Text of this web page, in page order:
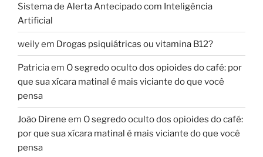
Sistema de Alerta Antecipado com Inteligência
Artificial
weilyem Drogas psiquiátricas ou vitamina B12?
Patriciaem O segredo oculto dos opioides do café: por
que sua xícara matinal é mais viciante do que você
pensa
João Direne em O segredo oculto dos opioides do café:
por que sua xícara matinal é mais viciante do que você
pensa